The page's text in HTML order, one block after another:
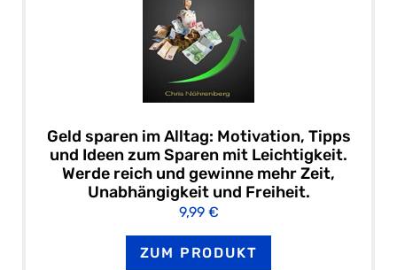
Geld sparen im Alltag: Motivation, Tipps
und Ideen zum Sparen mit Leichtigkeit.
Werde reich und gewinne mehr Zeit,
Unabhängigkeit und Freiheit.
9,99 €
ZUM PRODUKT